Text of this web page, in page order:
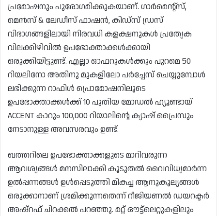
പ്രമോഷനും പുരോഗമിക്കുകയാണ്. ഗാർമെന്റ്സ്,
മെൻസ് & ലേഡീസ് ഫാഷൻ, കിഡ്സ് ഡ്രസ്
വിഭാഗങ്ങളിലായി നിരവധി കളക്ഷനുകൾ പ്രത്യേക
വിലക്കിഴിവിൽ ഉപഭോക്താക്കൾക്കായി
ഒരുക്കിയിട്ടുണ്ട്. എല്ലാ ഓഫറുകൾക്കും പുറമെ 50
റിയലിനോ അതിനു മുകളിലോ പർച്ചേസ് ചെയ്യുമ്പോൾ
ലഭിക്കുന്ന റാഫിൾ പ്രൊമോഷനിലൂടെ
ഉപഭോക്താക്കൾക്ക് 10 പുതിയ മോഡൽ ഹ്യൂണ്ടായ്
ACCENT കാറും 100,000 റിയാലിന്റെ ക്യാഷ് പ്രൈസും
നേടാനുള്ള അവസരവും ഉണ്ട്.
ഖത്തറിലെ ഉപഭോക്താക്കളുടെ മാറിവരുന്ന
ആവശ്യങ്ങൾ മനസിലാക്കി കൂടുതൽ വൈവിധ്യമാർന്ന
ഉൽപ്പന്നങ്ങൾ ഉൾപ്പെടുത്തി മികച്ച ആനുകൂല്യങ്ങൾ
ഒരുക്കാനാണ് ശ്രമിക്കുന്നതെന്ന് റീജിയണൽ ഡയറക്ടർ
അഷ്‌റഫ് ചിറക്കൽ പറഞ്ഞു. മറ്റ് ഔട്ട്ലെറ്റുകളിലും